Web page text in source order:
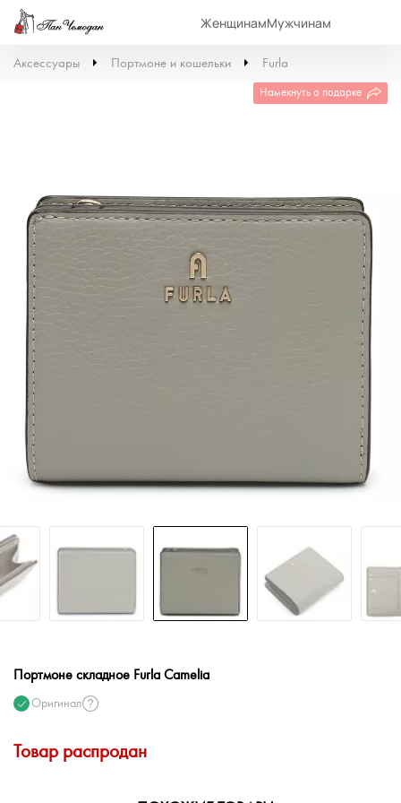
ЖенщинамМужчинам
Аксессуары Портмоне и кошельки Furla
Намекнуть о подарке
Портмоне складное Furla Camelia
Оригинал
Товар распродан